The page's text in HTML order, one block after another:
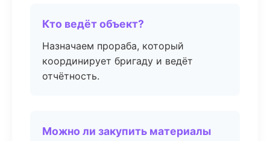
Кто ведёт объект?
Назначаем прораба, который
координирует бригаду и ведёт
отчётность.
Можно ли закупить материалы